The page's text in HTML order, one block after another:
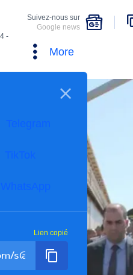
-
Suivez-nous sur
Google news
More
Telegram
TikTok
WhatsApp
Lien copié